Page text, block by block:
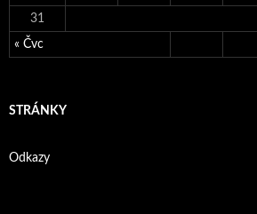
« Čvc
31
STRÁNKY
Odkazy